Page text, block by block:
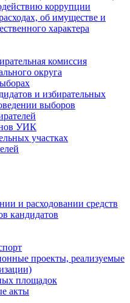
коррупции
об имуществе и
характера
комиссия
округа
и избирательных
выборов
УИК
участках
и расходовании средств
кандидатов
проекты, реализуемые
площадок
акты